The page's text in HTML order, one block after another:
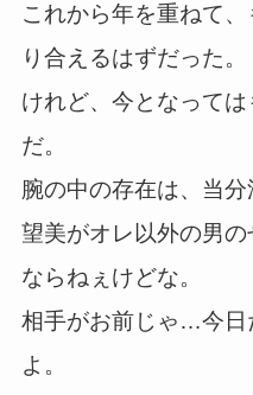
これから年を重ねて
り合えるはずだった。
けれど、今となって
だ。
腕の中の存在は、当分
望美がオレ以外の男
ならねぇけどな。
相手がお前じゃ…今日
よ。